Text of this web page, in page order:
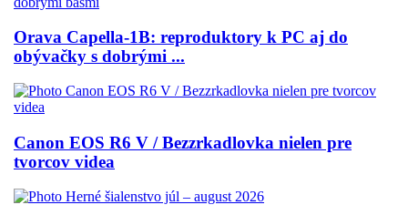
Orava Capella-1B: reproduktory k PC aj do
obývačky s dobrými ...
Canon EOS R6 V / Bezzrkadlovka nielen pre
tvorcov videa